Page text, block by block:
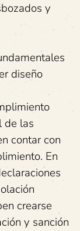
y
diseño
de las
contar con
En
crearse
y sanción